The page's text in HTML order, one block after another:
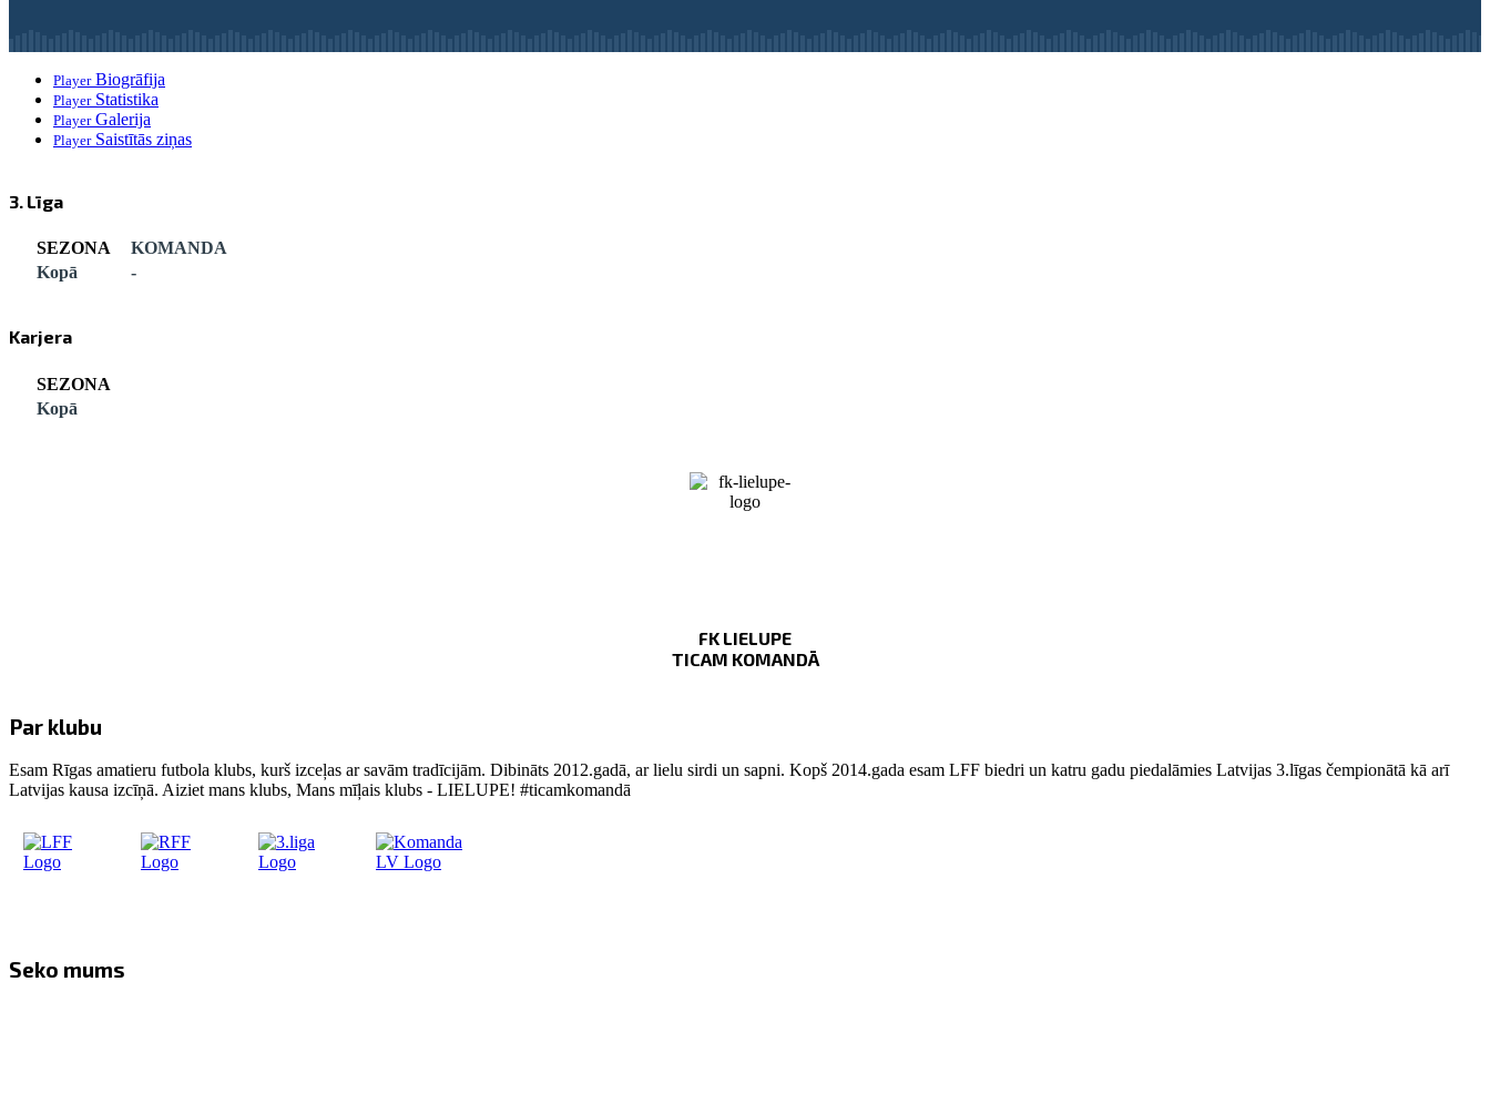
PlayerBiogrāfija
PlayerStatistika
PlayerGalerija
PlayerSaistītās ziņas
3. Līga
SEZONA
KOMANDA
Kopā
-
Karjera
SEZONA
Kopā
FK LIELUPE
TICAM KOMANDĀ
Par klubu
Esam Rīgas amatieru futbola klubs, kurš izceļas ar savām tradīcijām. Dibināts 2012.gadā, ar lielu sirdi un sapni. Kopš 2014.gada esam LFF biedri un katru gadu piedalāmies Latvijas 3.līgas čempionātā kā arī
Latvijas kausa izcīņā. Aiziet mans klubs, Mans mīļais klubs - LIELUPE! #ticamkomandā
Seko mums